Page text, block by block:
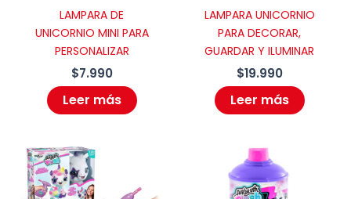
Nombre*
Correo electrónico
LAMPARA DE
UNICORNIO MINI PARA
PERSONALIZAR
$7.990
Leer más
LAMPARA UNICORNIO
PARA DECORAR,
GUARDAR Y ILUMINAR
$19.990
Leer más